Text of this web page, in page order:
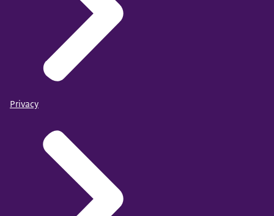
Privacy